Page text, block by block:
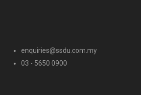
enquiries@ssdu.com.my
03 - 5650 0900